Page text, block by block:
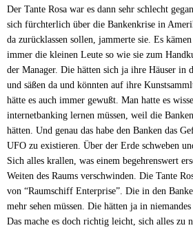
Der Tante Rosa war es dann sehr schlecht
sich fürchterlich über die Bankenkrise in
da zurücklassen sollen, jammerte sie. Es
immer die kleinen Leute so wie sie zum
der Manager. Die hätten sich ja ihre Häuser in
und säßen da und könnten auf ihre
hätte es auch immer gewußt. Man hatte es
internetbanking lernen müssen, weil die
hätten. Und genau das habe den Banken das
UFO zu existieren. Über der Erde schweben
Sich alles krallen, was einem begehrenswert
Weiten des Raums verschwinden. Die Tante
von “Raumschiff Enterprise”. Die in den
mehr sehen müssen. Die hätten ja in niemandes
Das mache es doch richtig leicht, sich alles zu